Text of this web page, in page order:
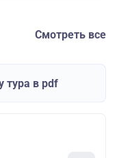
Смотреть все
тура в pdf